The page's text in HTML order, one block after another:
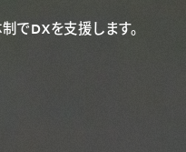
でDXを支援します。